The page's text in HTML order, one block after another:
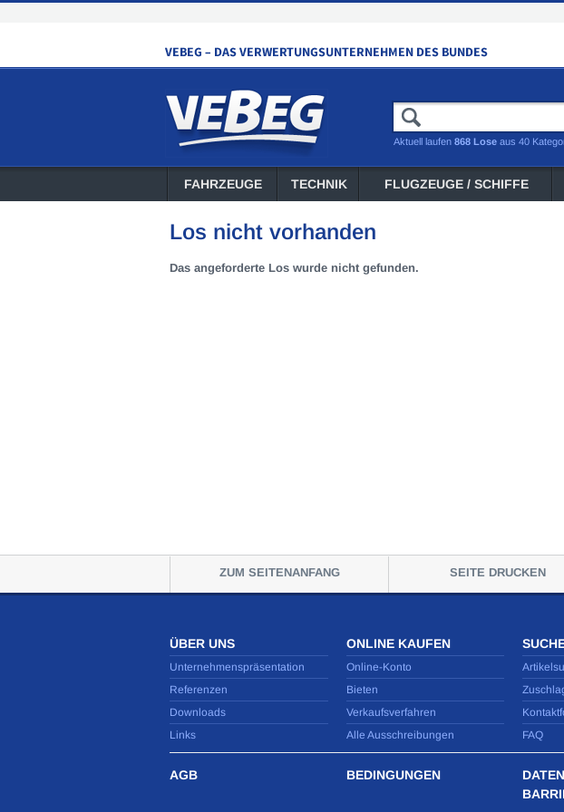
Aktuell laufen 868 Lose aus 40
FAHRZEUGE TECHNIK FLUGZEUGE / SCHIFFE
Los nicht vorhanden
Das angeforderte Los wurde nicht gefunden.
ZUM SEITENANFANG SEITE DRUCKEN
ÜBER UNS
Unternehmenspräsentation
Referenzen
Downloads
Links
ONLINE KAUFEN
Online-Konto
Bieten
Verkaufsverfahren
Alle Ausschreibungen
FAQ
AGB BEDINGUNGEN